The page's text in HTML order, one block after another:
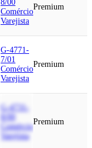
8/00
Comércio
Varejista
Premium
G-4771-
7/01
Comércio
Varejista
Premium
G-4731-
8/00
Comércio
Varejista
Premium